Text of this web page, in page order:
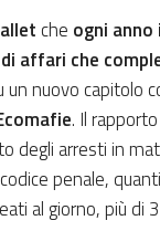
che ogni
affari che
un nuovo capitolo
. Il
degli arresti in
penale,
al giorno, più di